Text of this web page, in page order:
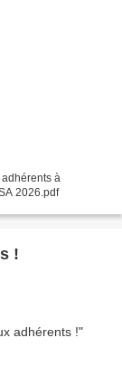
à
2026.pdf
!